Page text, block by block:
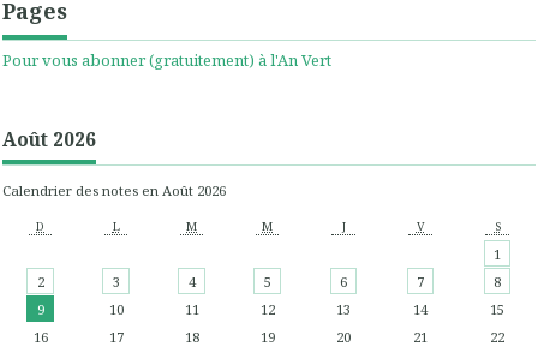
Pages
Pour vous abonner (gratuitement) à l'An Vert
Août 2026
Calendrier des notes en Août 2026
D L M M J V S
1
2
3 4 5 6 7
8
9
10 11 12 13 14
15
16
17 18 19 20 21
22